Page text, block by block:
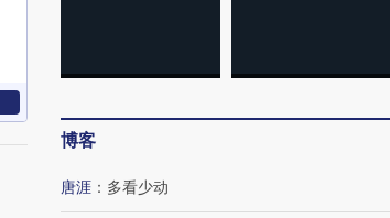
博客
唐涯 ： 多看少动